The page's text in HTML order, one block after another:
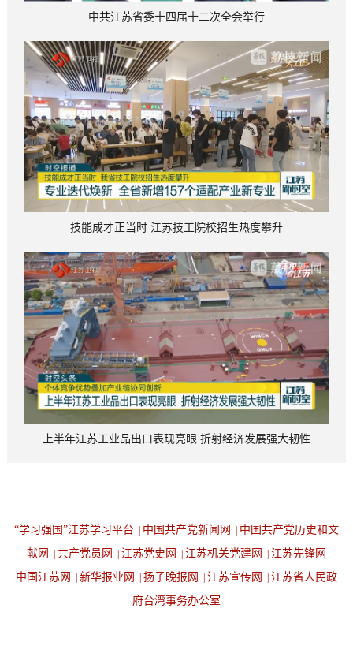
中共江苏省委十四届十二次全会举行
技能成才正当时 江苏技工院校招生热度攀升
上半年江苏工业品出口表现亮眼 折射经济发展强大韧性
“学习强国”江苏学习平台 中国共产党新闻网
中国共产党历史和文
献网
共产党员网 江苏党史网 江苏机关党建网
江苏先锋网
中国江苏网
新华报业网 扬子晚报网 江苏宣传网
江苏省人民政
府台湾事务办公室